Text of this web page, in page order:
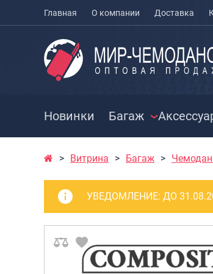
Главная О компании Доставка
Новинки Багаж
Чемоданы на
Чемоданы для
Пилоты на
Рюкзаки детские
Витрина Багаж
УВЕДОМЛЕНИЕ: ДО